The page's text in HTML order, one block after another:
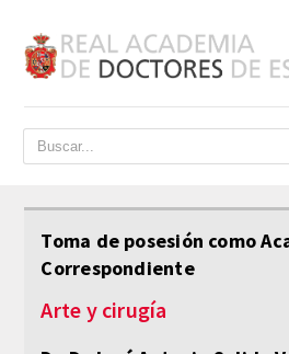
ACADEMIA
DATOS HISTÓRICOS
HISTORIA
PRESIDENTES
Toma de posesión como
Correspondiente
Arte y cirugía